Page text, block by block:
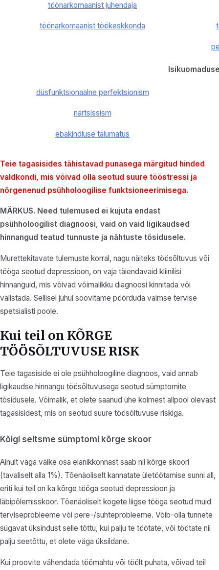
töönarkomaanist juhendaja
töönarkomaanist töökeskkonda
düsfunktsionaalne perfektsionism
nartsissism
ebakindluse talumatus
Teie tagasisides tähistavad punasega märgitud hinded
valdkondi, mis võivad olla seotud suure tööstressi ja
nõrgenenud psühholoogilise funktsioneerimisega.
MÄRKUS. Need tulemused ei kujuta endast
psühholoogilist diagnoosi, vaid on vaid ligikaudsed
hinnangud teatud tunnuste ja nähtuste tõsidusele.
Murettekitavate tulemuste korral, nagu näiteks töösõltuvus või
tööga seotud depressioon, on vaja täiendavaid kliinilisi
hinnanguid, mis võivad võimalikku diagnoosi kinnitada või
välistada. Sellisel juhul soovitame pöörduda vaimse tervise
spetsialisti poole.
Kui teil on KÕRGE
TÖÖSÕLTUVUSE RISK
Teie tagasiside ei ole psühholoogiline diagnoos, vaid annab
ligikaudse hinnangu töösõltuvusega seotud sümptomite
tõsidusele. Võimalik, et olete saanud ühe kolmest allpool olevast
tagasisidest, mis on seotud suure töösõltuvuse riskiga.
Kõigi seitsme sümptomi kõrge skoor
Ainult väga väike osa elanikkonnast saab nii kõrge skoori
(tavaliselt alla 1%). Tõenäoliselt kannatate ületöötamise sunni all,
eriti kui teil on ka kõrge tööga seotud depressioon ja
läbipõlemisskoor. Tõenäoliselt kogete liigse tööga seotud muid
terviseprobleeme või pere-/suhteprobleeme. Võib-olla tunnete
sügavat üksindust selle tõttu, kui palju te töötate, või töötate nii
palju seetõttu, et olete väga üksildane.
Kui proovite vähendada töömahtu või töölt puhata, võivad teil